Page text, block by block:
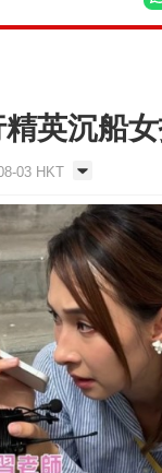
精英沉船
03 HKT